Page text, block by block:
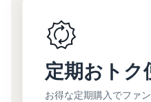
定期おトク
お得な定期購入でファ